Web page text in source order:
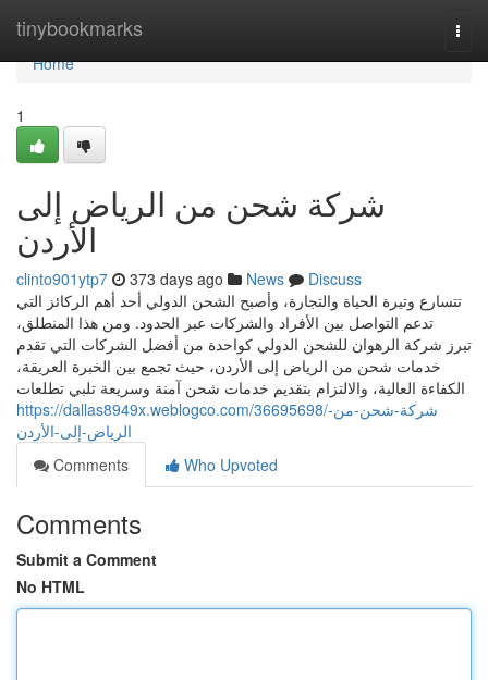
tinybookmarks
Home
Home
1
شركة شحن من الرياض إلى
الأردن
clinto901ytp7 373 days ago News
Discuss
تتسارع وتيرة الحياة والتجارة، وأصبح الشحن الدولي أحد أهم الركائز التي
تدعم التواصل بين الأفراد والشركات عبر الحدود. ومن هذا المنطلق،
تبرز شركة الرهوان للشحن الدولي كواحدة من أفضل الشركات التي تقدم
خدمات شحن من الرياض إلى الأردن، حيث تجمع بين الخبرة العريقة،
الكفاءة العالية، والالتزام بتقديم خدمات شحن آمنة وسريعة تلبي تطلعات
https://dallas8949x.weblogco.com/36695698/شركة-شحن-من-
الرياض-إلى-الأردن
Comments
Who Upvoted
Comments
Submit a Comment
No HTML